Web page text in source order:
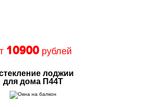
10900 рублей
лоджии
для дома П44Т